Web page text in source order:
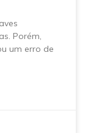
Porém,
um erro de